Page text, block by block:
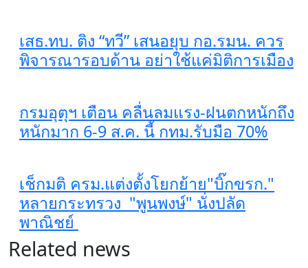
เสธ.ทบ. ติง “ทวี” เสนอยุบ กอ.รมน. ควร
พิจารณารอบด้าน อย่าใช้แค่มิติการเมือง
กรมอุตุฯ เตือน คลื่นลมแรง-ฝนตกหนักถึง
หนักมาก 6-9 ส.ค. นี้ กทม.รับมือ 70%
เช็กมติ ครม.แต่งตั้งโยกย้าย"บิ๊กขรก."
หลายกระทรวง "พูนพงษ์" นั่งปลัด
พาณิชย์
Related news